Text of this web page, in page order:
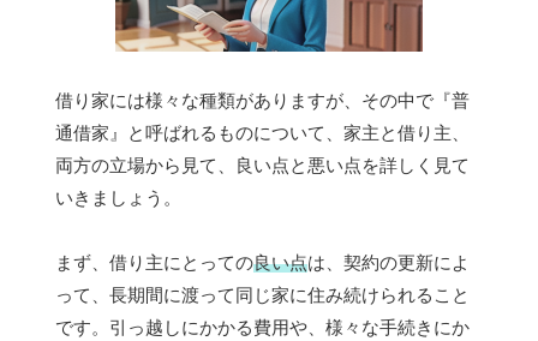
借り家には様々な種類がありますが、その中で『普
通借家』と呼ばれるものについて、家主と借り主、
両方の立場から見て、良い点と悪い点を詳しく見て
いきましょう。
まず、借り主にとっての良い点は、契約の更新によ
って、長期間に渡って同じ家に住み続けられること
です。引っ越しにかかる費用や、様々な手続きにか